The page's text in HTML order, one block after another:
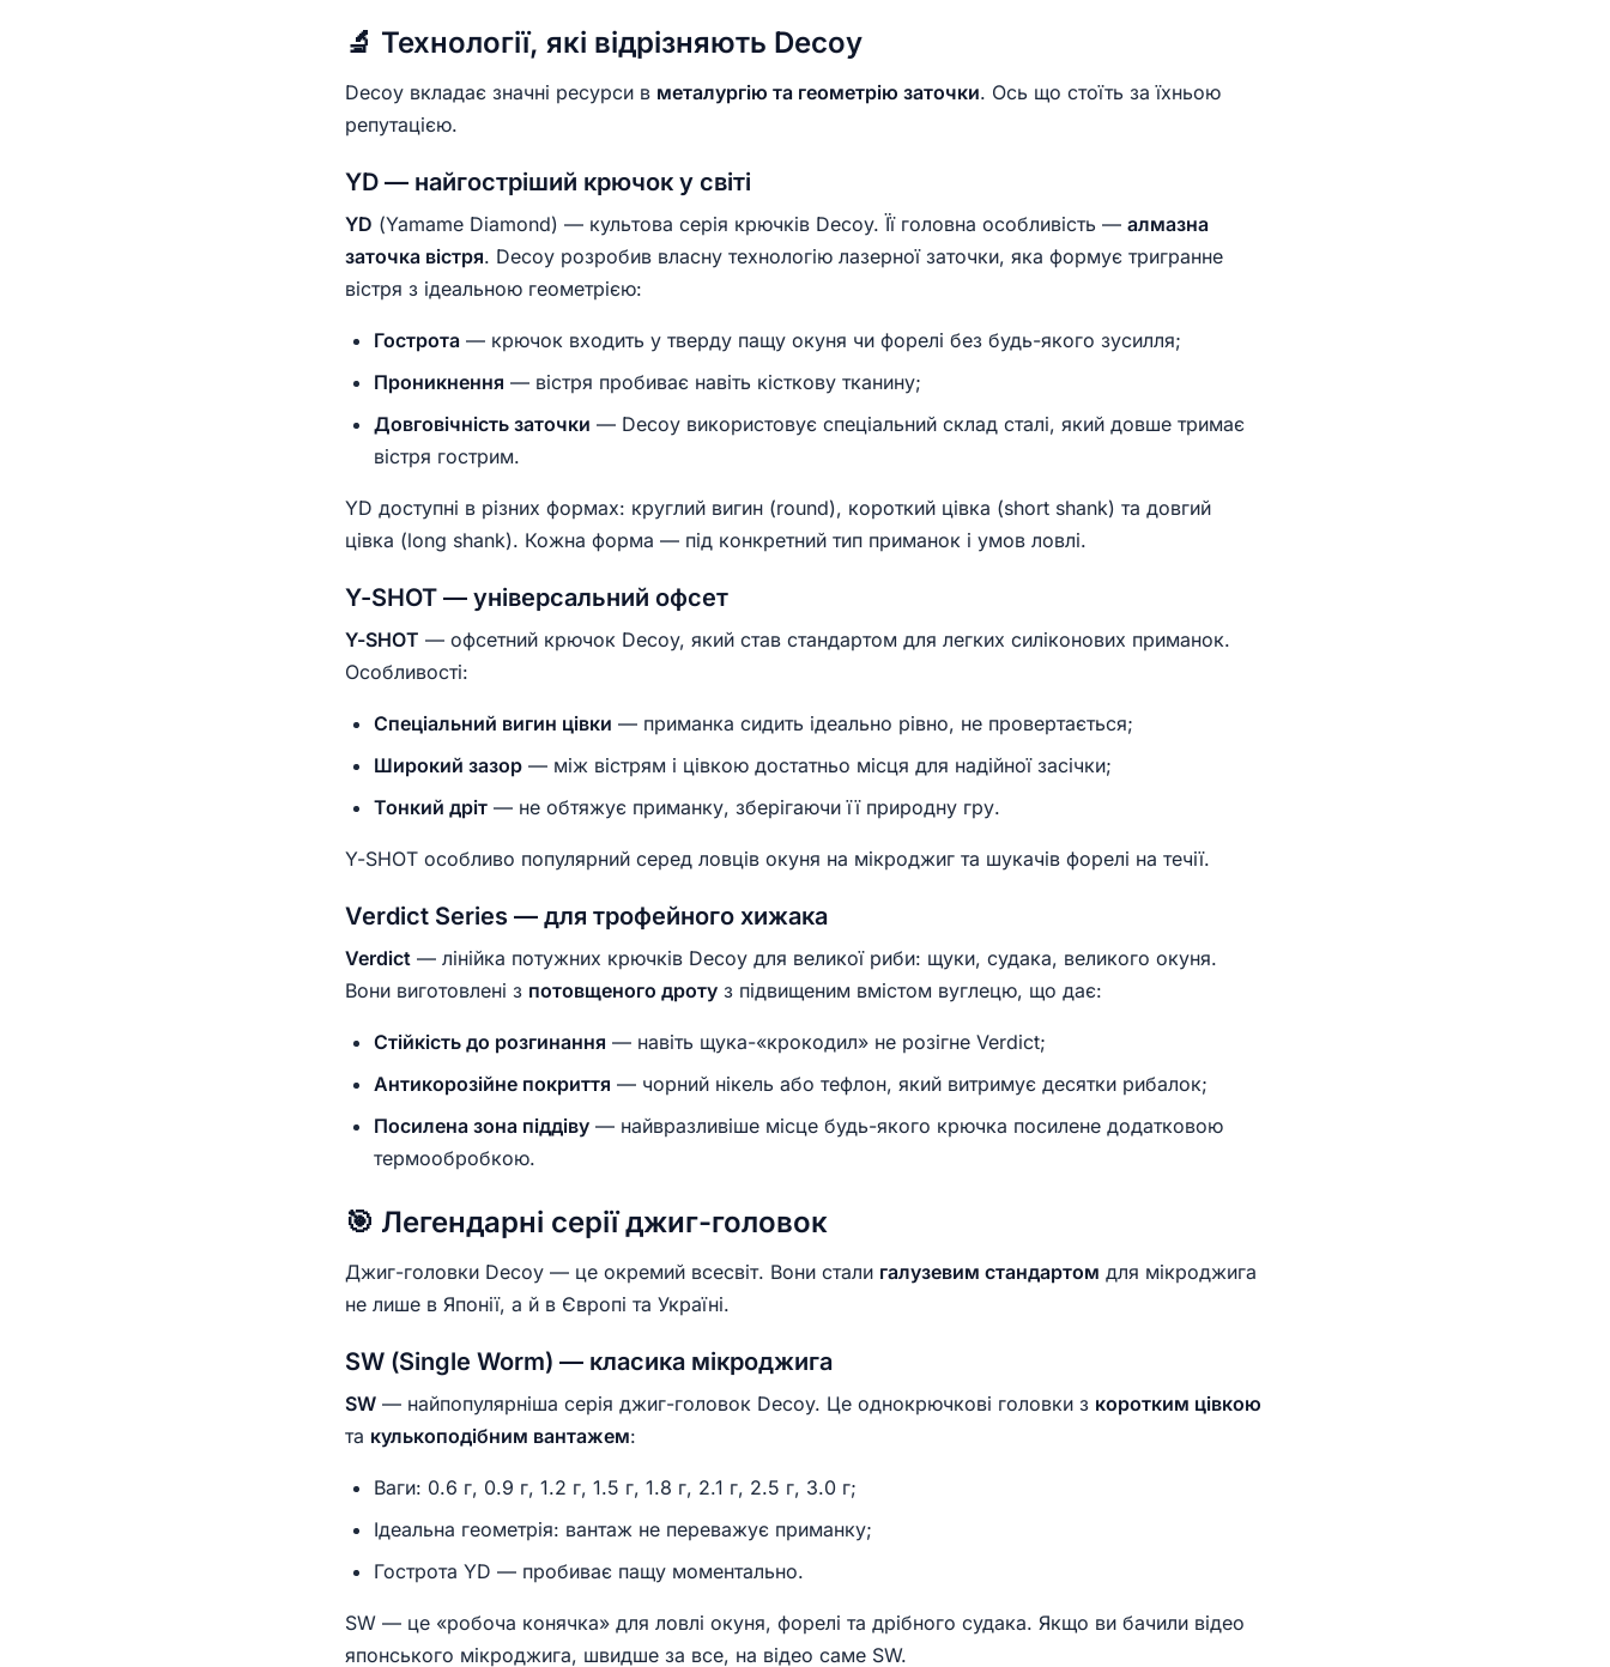
🔬 Технології, які відрізняють Decoy
Decoy вкладає значні ресурси в металургію та геометрію заточки. Ось що стоїть за їхньою
репутацією.
YD — найгостріший крючок у світі
YD (Yamame Diamond) — культова серія крючків Decoy. Її головна особливість — алмазна
заточка вістря. Decoy розробив власну технологію лазерної заточки, яка формує тригранне
вістря з ідеальною геометрією:
Гострота — крючок входить у тверду пащу окуня чи форелі без будь-якого зусилля;
Проникнення — вістря пробиває навіть кісткову тканину;
Довговічність заточки — Decoy використовує спеціальний склад сталі, який довше тримає
вістря гострим.
YD доступні в різних формах: круглий вигин (round), короткий цівка (short shank) та довгий
цівка (long shank). Кожна форма — під конкретний тип приманок і умов ловлі.
Y-SHOT — універсальний офсет
Y-SHOT — офсетний крючок Decoy, який став стандартом для легких силіконових приманок.
Особливості:
Спеціальний вигин цівки — приманка сидить ідеально рівно, не провертається;
Широкий зазор — між вістрям і цівкою достатньо місця для надійної засічки;
Тонкий дріт — не обтяжує приманку, зберігаючи її природну гру.
Y-SHOT особливо популярний серед ловців окуня на мікроджиг та шукачів форелі на течії.
Verdict Series — для трофейного хижака
Verdict — лінійка потужних крючків Decoy для великої риби: щуки, судака, великого окуня.
Вони виготовлені з потовщеного дроту з підвищеним вмістом вуглецю, що дає:
Стійкість до розгинання — навіть щука-«крокодил» не розігне Verdict;
Антикорозійне покриття — чорний нікель або тефлон, який витримує десятки рибалок;
Посилена зона піддіву — найвразливіше місце будь-якого крючка посилене додатковою
термообробкою.
🎯 Легендарні серії джиг-головок
Джиг-головки Decoy — це окремий всесвіт. Вони стали галузевим стандартом для мікроджига
не лише в Японії, а й в Європі та Україні.
SW (Single Worm) — класика мікроджига
SW — найпопулярніша серія джиг-головок Decoy. Це однокрючкові головки з коротким цівкою
та кулькоподібним вантажем:
Ваги: 0.6 г, 0.9 г, 1.2 г, 1.5 г, 1.8 г, 2.1 г, 2.5 г, 3.0 г;
Ідеальна геометрія: вантаж не переважує приманку;
Гострота YD — пробиває пащу моментально.
SW — це «робоча конячка» для ловлі окуня, форелі та дрібного судака. Якщо ви бачили відео
японського мікроджига, швидше за все, на відео саме SW.